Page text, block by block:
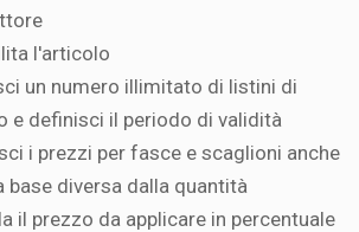
l'articolo
un numero illimitato di listini di
e definisci il periodo di validità
i prezzi per fasce e scaglioni anche
base diversa dalla quantità
il prezzo da applicare in percentuale